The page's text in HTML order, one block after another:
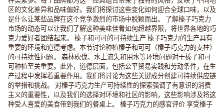
区的文化差异和品味偏好。我们将探讨这些变化如何迎合全球口味，以及
是什么让某些品牌在这个竞争激烈的市场中脱颖而出。 了解榛子巧克力
市场的动态可以让我们了解这种美味佳肴如何超越界限，将世界各地的巧
克力爱好者团结起来。 榛子和可可的可持续生产 榛子巧克力的生产具有
重要的环境和道德考虑。本节讨论种植榛子和可可（榛子巧克力的支柱）
的可持续性问题。 森林砍伐、水土流失和用水等环境问题对于榛子和可
可种植至关重要。此外，道德层面，包括公平贸易实践和劳动条件，在生
产过程中发挥着重要作用。我们将讨论为这些关键成分创建可持续供应链
的举措和挑战。 对榛子巧克力生产可持续性的探索强调了有意识的消费
主义的重要性，以及我们的选择对环境和社区的影响，这些影响涉及将这
种受人喜爱的美食带到我们的餐桌上。 榛子巧克力的感官评价 享受榛子